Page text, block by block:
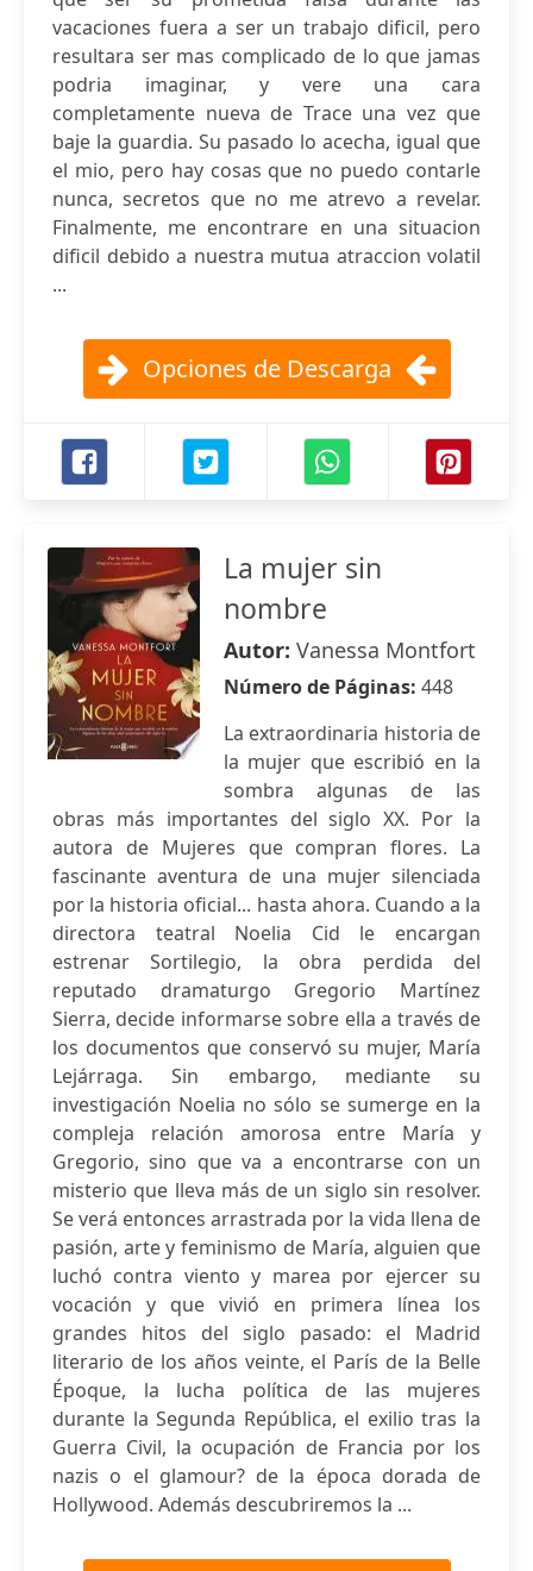
vacaciones fuera a ser un trabajo dificil, pero
resultara ser mas complicado de lo que jamas
podria imaginar, y vere una cara
completamente nueva de Trace una vez que
baje la guardia. Su pasado lo acecha, igual que
el mio, pero hay cosas que no puedo contarle
nunca, secretos que no me atrevo a revelar.
Finalmente, me encontrare en una situacion
dificil debido a nuestra mutua atraccion volatil
...
Opciones de Descarga
La mujer sin
nombre
Autor: Vanessa Montfort
Número de Páginas: 448
La extraordinaria historia de
la mujer que escribió en la
sombra algunas de las
obras más importantes del siglo XX. Por la
autora de Mujeres que compran flores. La
fascinante aventura de una mujer silenciada
por la historia oficial... hasta ahora. Cuando a la
directora teatral Noelia Cid le encargan
estrenar Sortilegio, la obra perdida del
reputado dramaturgo Gregorio Martínez
Sierra, decide informarse sobre ella a través de
los documentos que conservó su mujer, María
Lejárraga. Sin embargo, mediante su
investigación Noelia no sólo se sumerge en la
compleja relación amorosa entre María y
Gregorio, sino que va a encontrarse con un
misterio que lleva más de un siglo sin resolver.
Se verá entonces arrastrada por la vida llena de
pasión, arte y feminismo de María, alguien que
luchó contra viento y marea por ejercer su
vocación y que vivió en primera línea los
grandes hitos del siglo pasado: el Madrid
literario de los años veinte, el París de la Belle
Époque, la lucha política de las mujeres
durante la Segunda República, el exilio tras la
Guerra Civil, la ocupación de Francia por los
nazis o el glamour? de la época dorada de
Hollywood. Además descubriremos la ...